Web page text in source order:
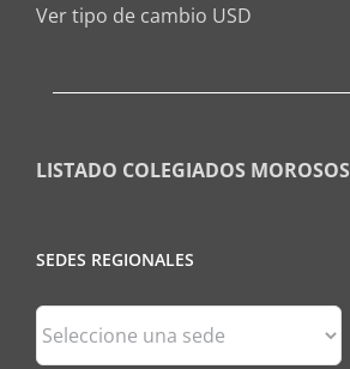
Ver tipo de cambio USD
LISTADO COLEGIADOS MOROSOS
SEDES REGIONALES
Sedes
Regionales